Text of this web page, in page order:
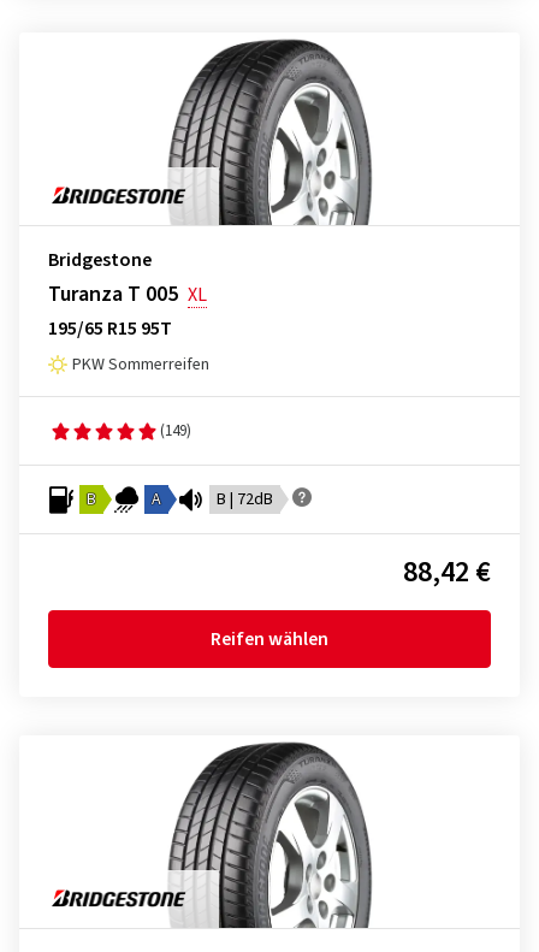
Bridgestone
Turanza T 005 XL
195/65 R15 95T
PKW Sommerreifen
(149)
B A B | 72dB
88,42 €
Reifen wählen